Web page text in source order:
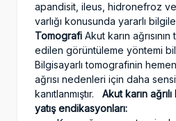
apandisit, ileus, hidronefroz ve
varlığı konusunda yararlı
Tomografi Akut karın
edilen görüntüleme yöntemi
Bilgisayarlı tomografinin
ağrısı nedenleri için daha
kanıtlanmıştır.
Akut karın
yatış endikasyonları: